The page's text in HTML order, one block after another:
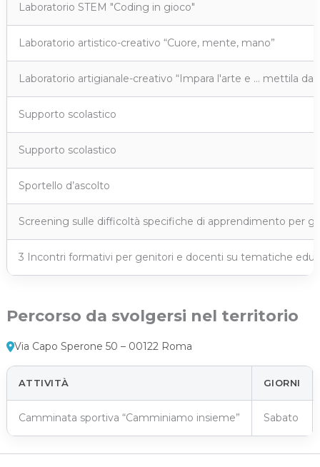
Laboratorio STEM "Coding in gioco"
Laboratorio artistico-creativo “Cuore, mente, mano”
Laboratorio artigianale-creativo “Impara l'arte e … mettila da
Supporto scolastico
Supporto scolastico
Sportello d’ascolto
Screening sulle difficoltà specifiche di apprendimento per
3 Incontri formativi per genitori e docenti su tematiche
Percorso da svolgersi nel territorio
Via Capo Sperone 50 – 00122 Roma
ATTIVITÀ GIORNI
Camminata sportiva “Camminiamo insieme” Sabato